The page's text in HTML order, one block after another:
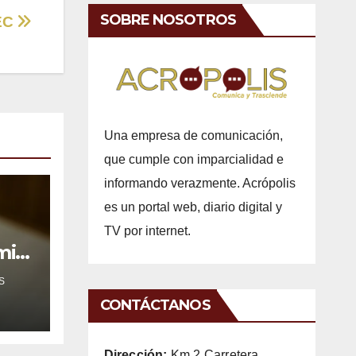
SOBRE NOSOTROS
Una empresa de comunicación,
que cumple con imparcialidad e
informando verazmente. Acrópolis
es un portal web, diario digital y
TV por internet.
CONTÁCTANOS